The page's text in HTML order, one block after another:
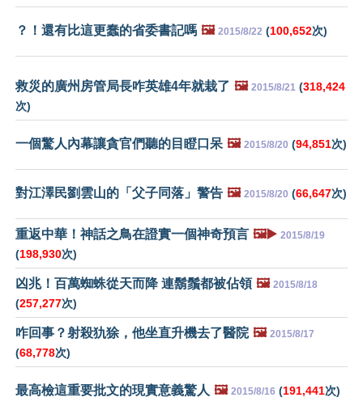
？！還有比這更蠢的省委書記嗎 🖼️ 2015/8/22 (100,652次)
救災的廣州房管局長咋英雄4年就栽了 🖼️ 2015/8/21 (318,424
次)
一個驚人內幕讓貪官們聽的目瞪口呆 🖼️ 2015/8/20 (94,851次)
對江澤民劉雲山的「父子同落」警告 🖼️ 2015/8/20 (66,647次)
重返中華！神話之鳥在證實一個神奇預言 🖼️▶️ 2015/8/19
(198,930次)
凶兆！百萬蜘蛛從天而降 連鬍鬚都被佔領 🖼️ 2015/8/18
(257,277次)
咋回事？射殺犰狳，他坐直升機去了醫院 🖼️ 2015/8/17
(68,778次)
最高檢這重要批文的現實意義驚人 🖼️ 2015/8/16 (191,441次)